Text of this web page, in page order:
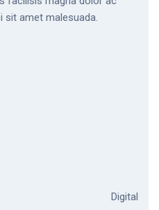
sit amet malesuada.
Digital